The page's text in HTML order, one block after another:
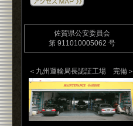
佐賀県公安委員会
第 911010005062 号
＜九州運輸局長認証工場 完備＞